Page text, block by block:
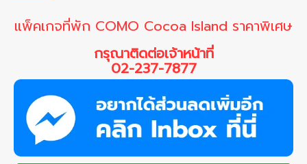
แพ็คเกจที่พัก COMO Cocoa Island ราคาพิเศษ
กรุณาติดต่อเจ้าหน้าที่
02-237-7877